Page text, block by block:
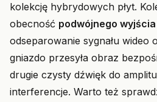
kolekcję hybrydowych płyt.
obecność podwójnego wyjścia
odseparowanie sygnału wideo
gniazdo przesyła obraz
drugie czysty dźwięk do
interferencje. Warto też